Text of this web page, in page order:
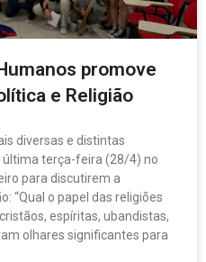
promove
e Religião
diversas e distintas
terça-feira (28/4) no
para discutirem a
“Qual o papel das religiões
espíritas, ubandistas,
olhares significantes para